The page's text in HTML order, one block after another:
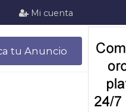
Mi cuenta
tu Anuncio